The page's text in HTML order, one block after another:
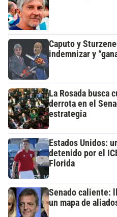
Caputo y
indemnizar y
La Rosada busca
derrota en el
estrategia
Estados Unidos:
detenido por el
Florida
Senado caliente:
un mapa de